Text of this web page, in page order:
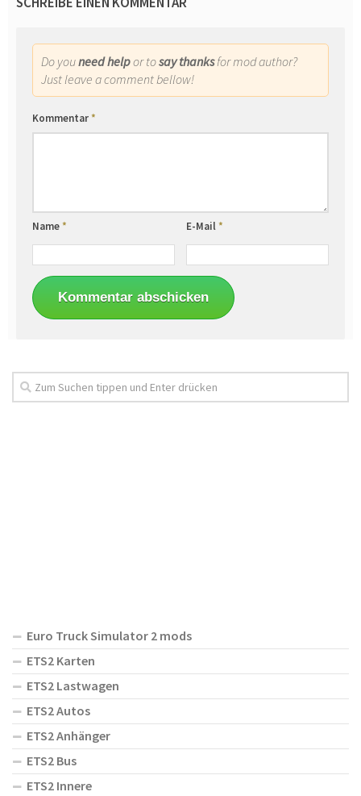
Do youneed helpor tosay thanksfor mod author?
Just leave a comment bellow!
Kommentar*
Name* E-Mail*
Euro Truck Simulator 2 mods
ETS2 Karten
ETS2 Lastwagen
ETS2 Autos
ETS2 Anhänger
ETS2 Bus
ETS2 Innere